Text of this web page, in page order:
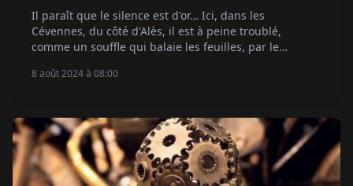
Il paraît que le silence est d'or… Ici, dans les
Cévennes, du côté d'Alès, il est à peine troublé,
comme un souffle qui balaie les feuilles, par le
bruit, par leur impact médiatique, en se faisant
8 août 2024 à 08:00